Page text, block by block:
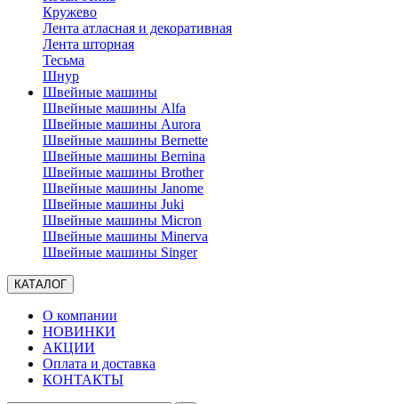
Кружево
Лента aтласная и декоративная
Лента шторная
Тесьма
Шнур
Швейные машины
Швейные машины Alfa
Швейные машины Aurora
Швейные машины Bernette
Швейные машины Bernina
Швейные машины Brother
Швейные машины Janome
Швейные машины Juki
Швейные машины Micron
Швейные машины Minerva
Швейные машины Singer
КАТАЛОГ
О компании
НОВИНКИ
АКЦИИ
Оплата и доставка
КОНТАКТЫ